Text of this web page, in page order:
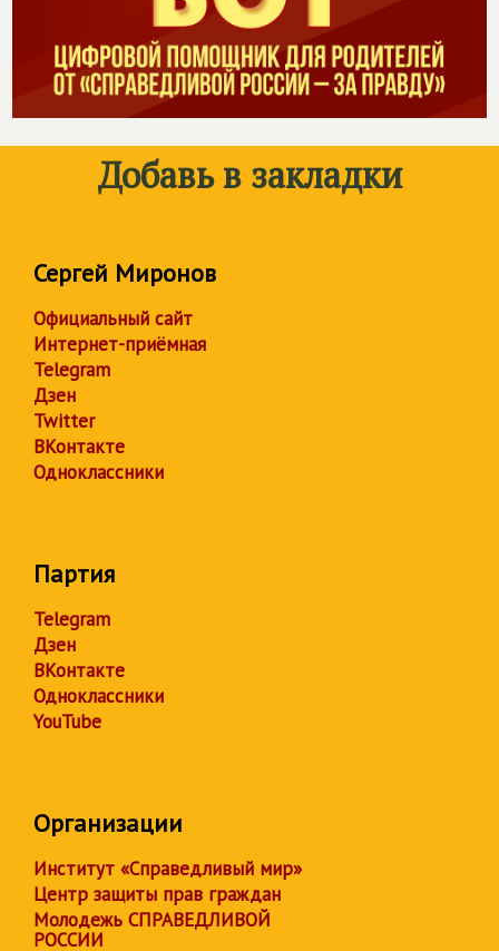
Добавь в закладки
Сергей Миронов
Официальный сайт
Интернет-приёмная
Telegram
Дзен
Twitter
ВКонтакте
Одноклассники
Партия
Telegram
Дзен
ВКонтакте
Одноклассники
YouTube
Организации
Институт «Справедливый мир»
Центр защиты прав граждан
Молодежь СПРАВЕДЛИВОЙ
РОССИИ